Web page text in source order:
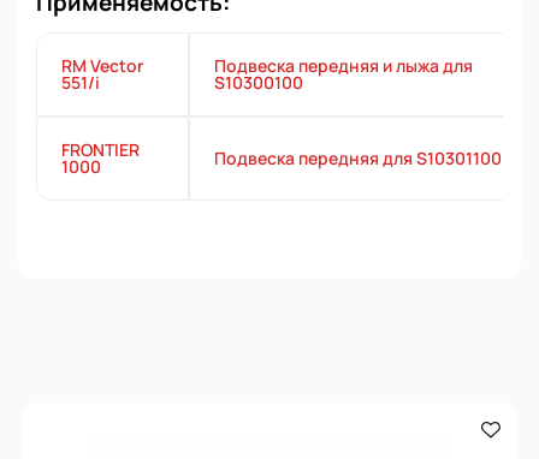
RM Vector
551/i
Подвеска передняя и лыжа для
S10300100
FRONTIER
1000 Подвеска передняя для S10301100